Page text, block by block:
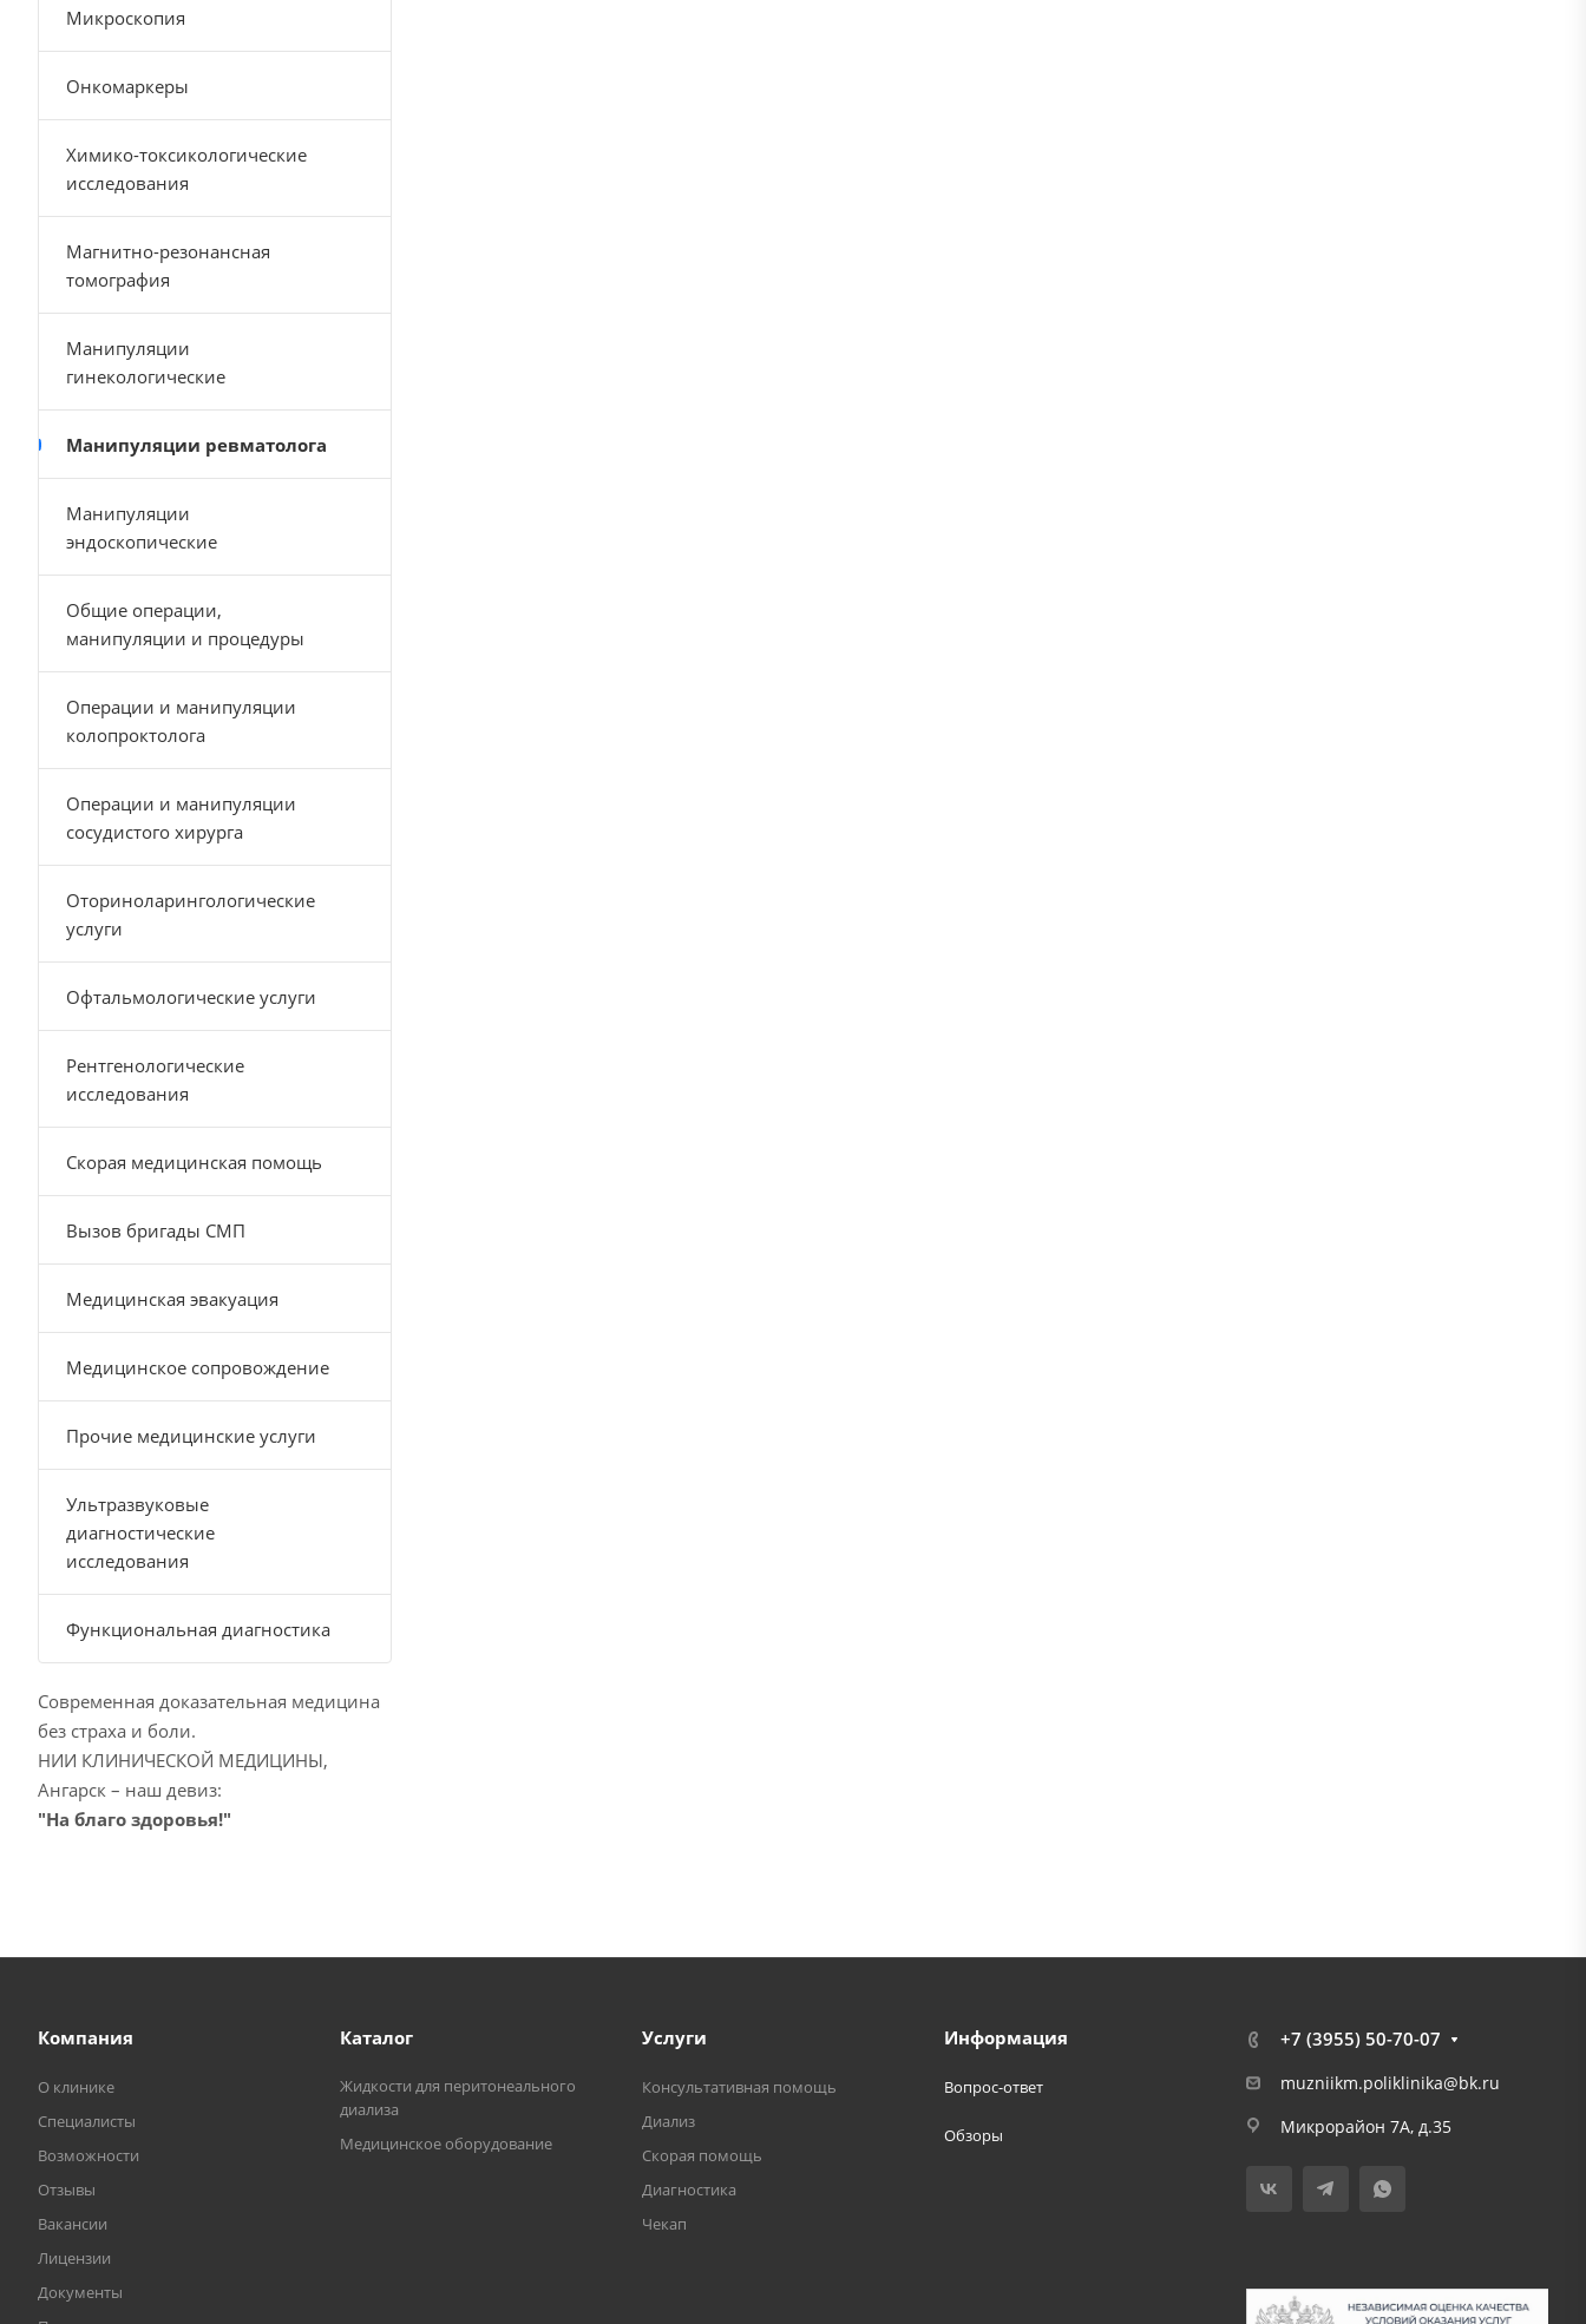
Микроскопия
Онкомаркеры
Химико-токсикологические
исследования
Магнитно-резонансная
томография
Манипуляции
гинекологические
Манипуляции ревматолога
Манипуляции
эндоскопические
Общие операции,
манипуляции и процедуры
Операции и манипуляции
колопроктолога
Операции и манипуляции
сосудистого хирурга
Оториноларингологические
услуги
Офтальмологические услуги
Рентгенологические
исследования
Скорая медицинская помощь
Вызов бригады СМП
Медицинская эвакуация
Медицинское сопровождение
Прочие медицинские услуги
Ультразвуковые
диагностические
исследования
Функциональная диагностика
Современная доказательная медицина
без страха и боли.
НИИ КЛИНИЧЕСКОЙ МЕДИЦИНЫ,
Ангарск – наш девиз:
"На благо здоровья!"
Компания
О клинике
Специалисты
Возможности
Отзывы
Вакансии
Лицензии
Документы
Каталог
Жидкости для перитонеального
диализа
Медицинское оборудование
Услуги
Консультативная помощь
Диализ
Скорая помощь
Диагностика
Чекап
Информация
Вопрос-ответ
Обзоры
+7 (3955) 50-70-07
muzniikm.poliklinika@bk.ru
Микрорайон 7А, д.35